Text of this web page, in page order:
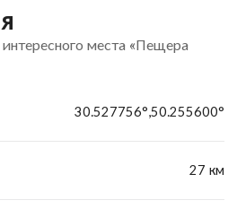
места «Пещера
30.527756°,50.255600°
27 км